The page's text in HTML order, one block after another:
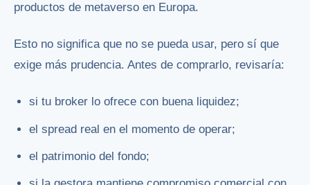
productos de metaverso en Europa.
Esto no significa que no se pueda usar, pero sí que
exige más prudencia. Antes de comprarlo, revisaría:
si tu broker lo ofrece con buena liquidez;
el spread real en el momento de operar;
el patrimonio del fondo;